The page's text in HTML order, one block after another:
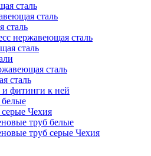
сталь
сталь
сталь
нержавеющая сталь
сталь
сталь
сталь
фитинги к ней
Чехия
труб белые
труб серые Чехия